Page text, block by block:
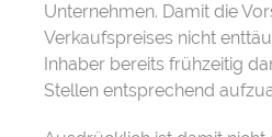
Unternehmen. Damit die
Verkaufspreises nicht
Inhaber bereits frühzeitig
Stellen entsprechend